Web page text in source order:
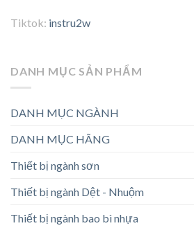
Tiktok: instru2w
DANH MỤC SẢN PHẨM
DANH MỤC NGÀNH
DANH MỤC HÃNG
Thiết bị ngành sơn
Thiết bị ngành Dệt - Nhuộm
Thiết bị ngành bao bì nhựa